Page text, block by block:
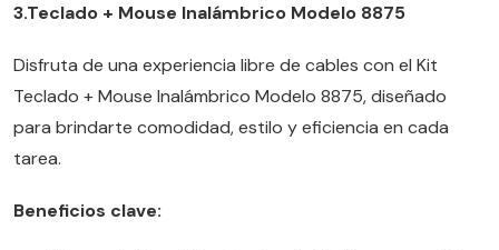
3.Teclado + Mouse Inalámbrico Modelo 8875
Disfruta de una experiencia libre de cables con el Kit
Teclado + Mouse Inalámbrico Modelo 8875, diseñado
para brindarte comodidad, estilo y eficiencia en cada
tarea.
Beneficios clave: